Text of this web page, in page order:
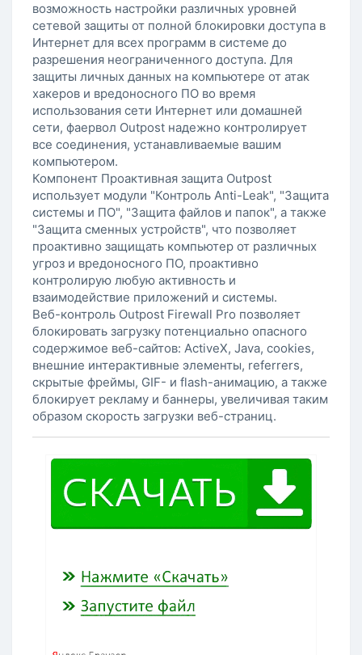
возможность настройки различных уровней
сетевой защиты от полной блокировки доступа в
Интернет для всех программ в системе до
разрешения неограниченного доступа. Для
защиты личных данных на компьютере от атак
хакеров и вредоносного ПО во время
использования сети Интернет или домашней
сети, фаервол Outpost надежно контролирует
все соединения, устанавливаемые вашим
компьютером.
Компонент Проактивная защита Outpost
использует модули "Контроль Anti-Leak", "Защита
системы и ПО", "Защита файлов и папок", а также
"Защита сменных устройств", что позволяет
проактивно защищать компьютер от различных
угроз и вредоносного ПО, проактивно
контролирую любую активность и
взаимодействие приложений и системы.
Веб-контроль Outpost Firewall Pro позволяет
блокировать загрузку потенциально опасного
содержимое веб-сайтов: ActiveX, Java, cookies,
внешние интерактивные элементы, referrers,
скрытые фреймы, GIF- и flash-анимацию, а также
блокирует рекламу и баннеры, увеличивая таким
образом скорость загрузки веб-страниц.